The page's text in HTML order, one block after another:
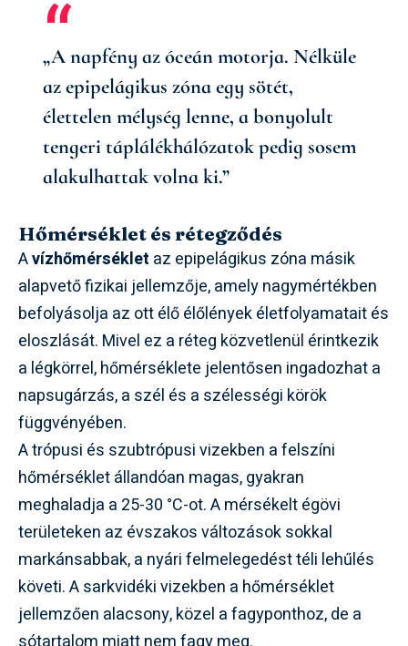
„A napfény az óceán motorja. Nélküle
az epipelágikus zóna egy sötét,
élettelen mélység lenne, a bonyolult
tengeri táplálékhálózatok pedig sosem
alakulhattak volna ki.”
Hőmérséklet és rétegződés
Avízhőmérséklet az epipelágikus zóna másik
alapvető fizikai jellemzője, amely nagymértékben
befolyásolja az ott élő élőlények életfolyamatait és
eloszlását. Mivel ez a réteg közvetlenül érintkezik
a légkörrel, hőmérséklete jelentősen ingadozhat a
napsugárzás, a szél és a szélességi körök
függvényében.
A trópusi és szubtrópusi vizekben a felszíni
hőmérséklet állandóan magas, gyakran
meghaladja a 25-30 °C-ot. A mérsékelt égövi
területeken az évszakos változások sokkal
markánsabbak, a nyári felmelegedést téli lehűlés
követi. A sarkvidéki vizekben a hőmérséklet
jellemzően alacsony, közel a fagyponthoz, de a